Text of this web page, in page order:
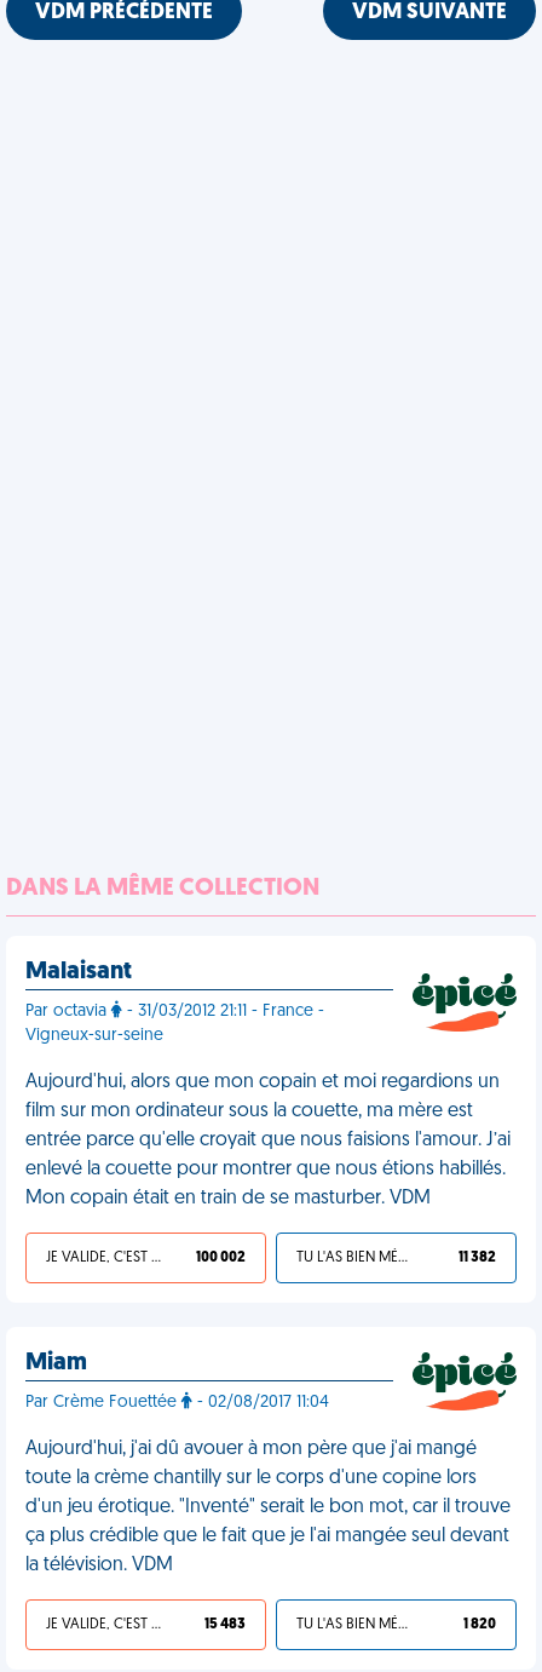
VDM PRÉCÉDENTE VDM SUIVANTE
DANS LA MÊME COLLECTION
Malaisant
Par octavia
- 31/03/2012 21:11 - France -
Vigneux-sur-seine
Aujourd'hui, alors que mon copain et moi regardions un
film sur mon ordinateur sous la couette, ma mère est
entrée parce qu'elle croyait que nous faisions l'amour. J’ai
enlevé la couette pour montrer que nous étions habillés.
Mon copain était en train de se masturber. VDM
JE VALIDE, C'EST UNE VDM 100 002 TU L'AS BIEN MÉRITÉ 11 382
Miam
Par Crème Fouettée - 02/08/2017 11:04
Aujourd'hui, j'ai dû avouer à mon père que j'ai mangé
toute la crème chantilly sur le corps d'une copine lors
d'un jeu érotique. "Inventé" serait le bon mot, car il trouve
ça plus crédible que le fait que je l'ai mangée seul devant
la télévision. VDM
JE VALIDE, C'EST UNE VDM 15 483 TU L'AS BIEN MÉRITÉ 1 820